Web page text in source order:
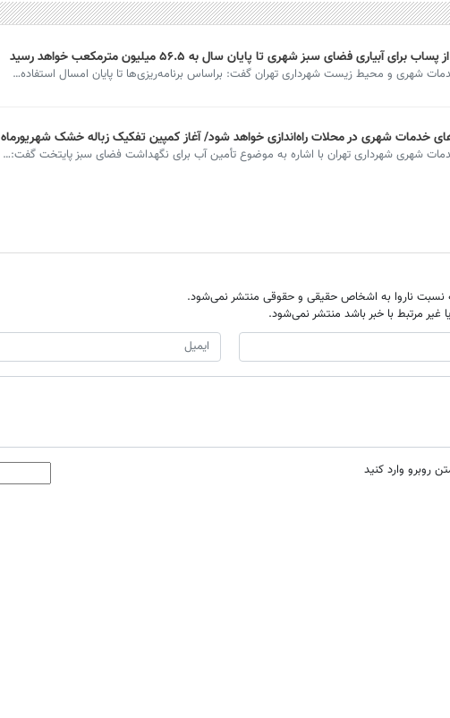
برای آبیاری فضای سبز شهری تا پایان سال به ۵۶.۵ میلیون مترمکعب خواهد رسید
شهری و محیط زیست شهرداری تهران گفت: براساس برنامه‌ریزی‌ها تا پایان امسال استفاده…
خدمات شهری در محلات راه‌اندازی خواهد شود/ آغاز کمپین تفکیک زباله خشک شهریورماه
شهری شهرداری تهران با اشاره به موضوع تأمین آب برای نگهداشت فضای سبز پایتخت گفت:…
نسبت ناروا به اشخاص حقیقی و حقوقی منتشر نمی‌شود.
غیر مرتبط با خبر باشد منتشر نمی‌شود.
روبرو وارد کنید